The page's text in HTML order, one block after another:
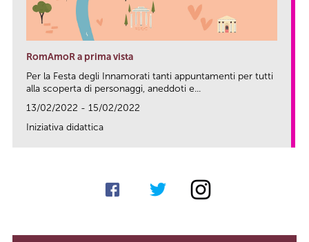
RomAmoR a prima vista
Per la Festa degli Innamorati tanti appuntamenti per tutti
alla scoperta di personaggi, aneddoti e...
13/02/2022 - 15/02/2022
Iniziativa didattica